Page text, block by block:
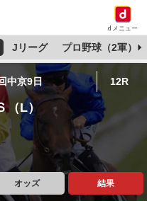
dメニュー
Jリーグ プロ野球（2軍）
中京9日 12R
（L）
オッズ 結果